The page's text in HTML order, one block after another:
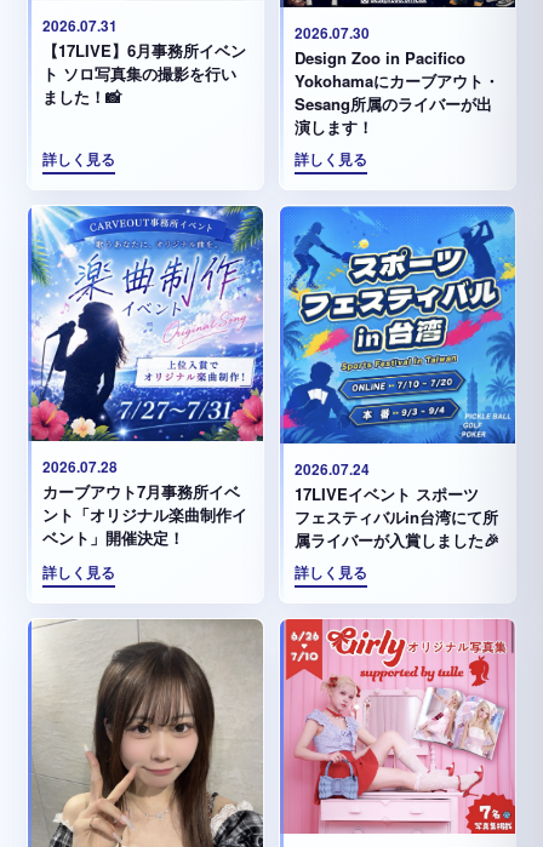
2026.07.31
【17LIVE】6月事務所イベン
ト ソロ写真集の撮影を行い
ました！📸
詳しく見る
2026.07.30
Design Zoo in Pacifico
Yokohamaにカーブアウト・
Sesang所属のライバーが出
演します！
詳しく見る
2026.07.28
カーブアウト7月事務所イベ
ント「オリジナル楽曲制作イ
ベント」開催決定！
詳しく見る
2026.07.24
17LIVEイベント スポーツ
フェスティバルin台湾にて所
属ライバーが入賞しました🎉
詳しく見る